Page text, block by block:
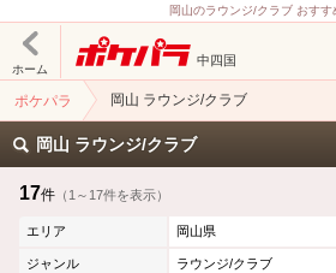
岡山のラウンジ/クラブ おすす
ホーム
中四国
ポケパラ 岡山 ラウンジ/クラブ
岡山 ラウンジ/クラブ
17件 （1～17件を表示）
エリア 岡山県
ジャンル ラウンジ/クラブ